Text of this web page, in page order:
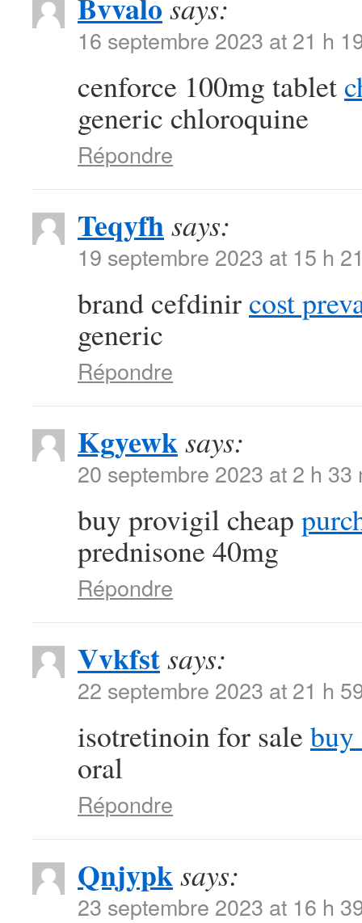
says:
16 septembre 2023 at 21 h
cenforce 100mg tablet
generic chloroquine
Répondre
Teqyfhsays:
19 septembre 2023 at 15 h
brand cefdinir cost
generic
Répondre
Kgyewksays:
20 septembre 2023 at 2 h 33
buy provigil cheap
prednisone 40mg
Répondre
Vvkfstsays:
22 septembre 2023 at 21 h
isotretinoin for sale buy
oral
Répondre
Qnjypksays:
23 septembre 2023 at 16 h